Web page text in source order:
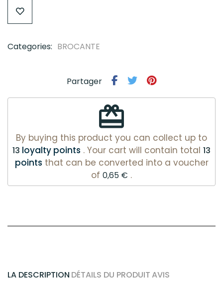
Categories: BROCANTE
Partager
redeem
By buying this product you can collect up to
13 loyalty points . Your cart will contain total 13
points that can be converted into a voucher
of 0,65 € .
LA DESCRIPTION DÉTAILS DU PRODUITAVIS